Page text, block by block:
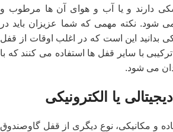
دارند و یا آب و هوای آن ها مرطوب و
شود. نکته مهمی که شما عزیزان باید در
بدانید این است که در اغلب اوقات از قفل
با سایر قفل ها استفاده می کنند که با
می شود.
یا الکترونیکی
و مکانیکی، نوع دیگری از قفل گاوصندوق